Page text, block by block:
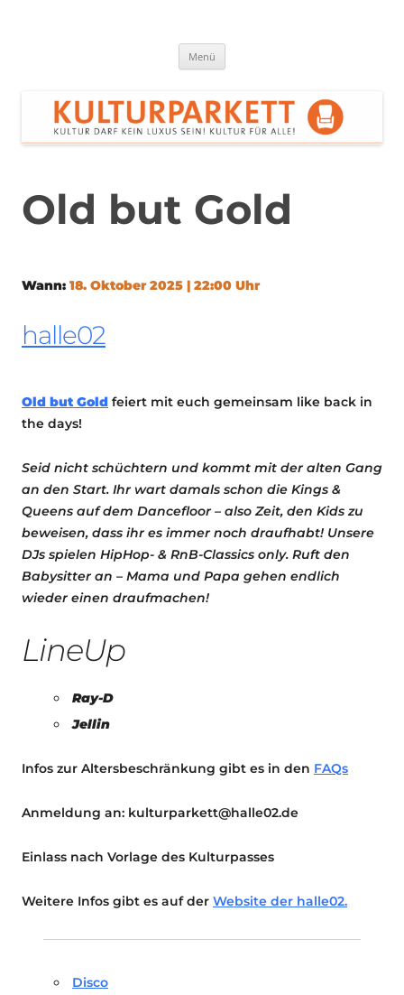
Menü
Old but Gold
Wann: 18. Oktober 2025 | 22:00 Uhr
halle02
Old but Gold feiert mit euch gemeinsam like back in
the days!
Seid nicht schüchtern und kommt mit der alten Gang
an den Start. Ihr wart damals schon die Kings &
Queens auf dem Dancefloor – also Zeit, den Kids zu
beweisen, dass ihr es immer noch draufhabt! Unsere
DJs spielen HipHop- & RnB-Classics only. Ruft den
Babysitter an – Mama und Papa gehen endlich
wieder einen draufmachen!
LineUp
Ray-D
Jellin
Infos zur Altersbeschränkung gibt es in den FAQs
Anmeldung an: kulturparkett@halle02.de
Einlass nach Vorlage des Kulturpasses
Weitere Infos gibt es auf der Website der halle02.
Disco